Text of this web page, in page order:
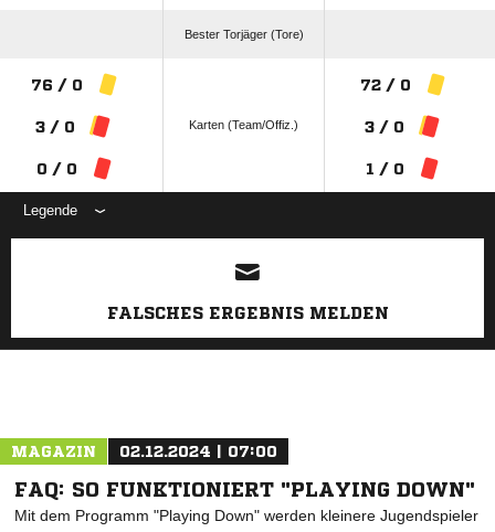
Bester Torjäger (Tore)
76 / 0
3 / 0
0 / 0
Karten (Team/Offiz.)
72 / 0
3 / 0
1 / 0
Legende
ANZEIGE
FALSCHES ERGEBNIS MELDEN
MAGAZIN 02.12.2024 | 07:00
FAQ: SO FUNKTIONIERT "PLAYING DOWN"
Mit dem Programm "Playing Down" werden kleinere Jugendspieler